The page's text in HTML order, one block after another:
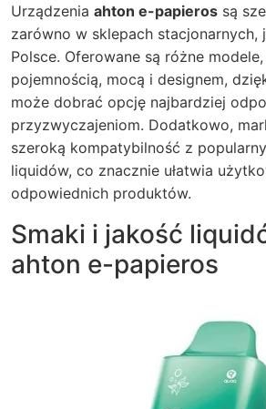
Urządzenia ahton e-papieros są
zarówno w sklepach stacjonarnych,
Polsce. Oferowane są różne
pojemnością, mocą i designem,
może dobrać opcję najbardziej
przyzwyczajeniom. Dodatkowo,
szeroką kompatybilność z
liquidów, co znacznie ułatwia
odpowiednich produktów.
Smaki i jakość
ahton e-papieros